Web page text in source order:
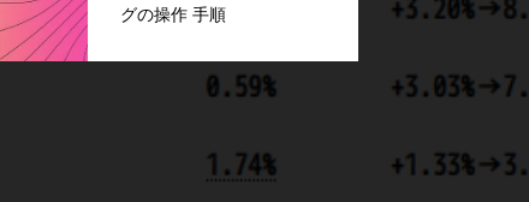
グの操作 手順